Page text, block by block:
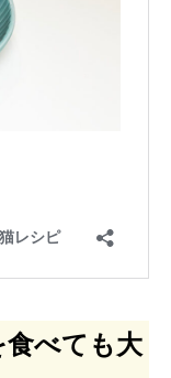
食べても大